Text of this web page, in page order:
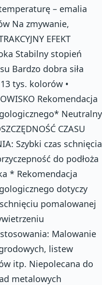
– emalia
Na zmywanie,
EFEKT
Stabilny stopień
Bardzo dobra siła
tys. kolorów •
Rekomendacja
Neutralny
CZASU
Szybki czas schnięcia
do podłoża
* Rekomendacja
dotyczy
pomalowanej
Malowanie
listew
itp. Niepolecana do
metalowych